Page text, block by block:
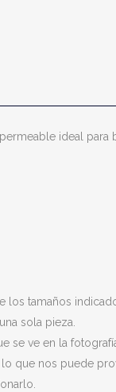
ideal para
tamaños
sola pieza.
se ve en la
que nos puede